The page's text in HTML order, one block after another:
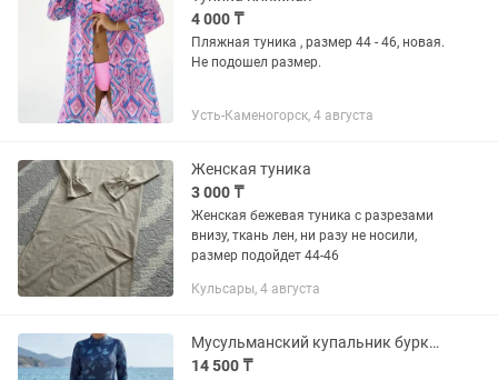
4 000 ₸
Пляжная туника , размер 44 - 46, новая.
Не подошел размер.
Усть-Каменогорск, 4 августа
Женская туника
3 000 ₸
Женская бежевая туника с разрезами
внизу, ткань лен, ни разу не носили,
размер подойдет 44-46
Кульсары, 4 августа
Мусульманский купальник буркини
14 500 ₸